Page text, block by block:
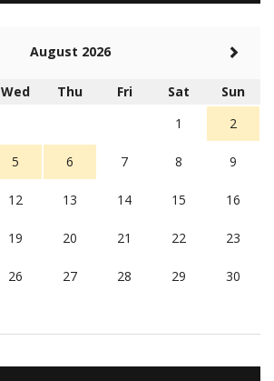
August 2026
Wed Thu Fri Sat
Sun
1
2
5 6 7 8 9
12 13 14 15 16
19 20 21 22 23
26 27 28 29 30